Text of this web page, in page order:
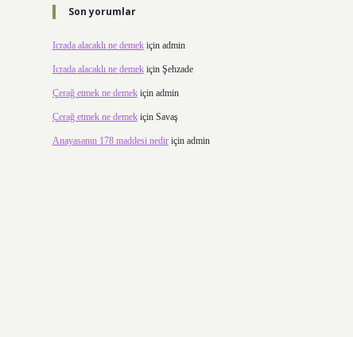
Son yorumlar
Icrada alacaklı ne demekiçin admin
Icrada alacaklı ne demekiçin Şehzade
Çerağ etmek ne demekiçin admin
Çerağ etmek ne demekiçin Savaş
Anayasanın 178 maddesi nediriçin admin